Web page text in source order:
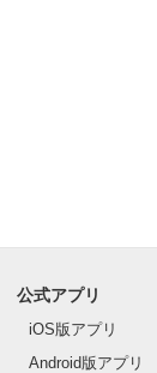
公式アプリ
iOS版アプリ
Android版アプリ